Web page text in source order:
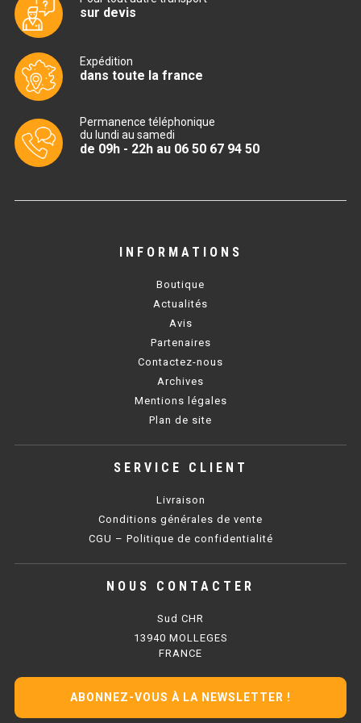
TABLE RÉFRIGÉRÉE
TABLE 600
TABLE 700 VITRÉE
TABLE CONGÉLATEUR
SOUBASSEMENT RÉFRIGÉRÉ
TABLE DE PRÉPARATION
SALADETTE COMPACTE
SALADETTE 800 VITRÉE
sur devis
Expédition
dans toute la france
Permanence téléphonique
du lundi au samedi
de 09h - 22h au 06 50 67 94 50
INFORMATIONS
Boutique
Actualités
Avis
Partenaires
Contactez-nous
Archives
Mentions légales
Plan de site
SERVICE CLIENT
Livraison
Conditions générales de vente
CGU – Politique de confidentialité
NOUS CONTACTER
Sud CHR
13940 MOLLEGES
FRANCE
ABONNEZ-VOUS À LA NEWSLETTER !